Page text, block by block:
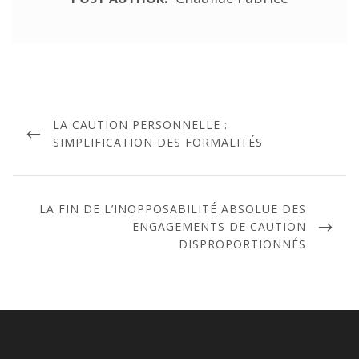
l’article
PREVIOUS
POST
LA CAUTION PERSONNELLE :
SIMPLIFICATION DES FORMALITÉS
NEXT
LA FIN DE L’INOPPOSABILITÉ ABSOLUE DES
ENGAGEMENTS DE CAUTION
DISPROPORTIONNÉS